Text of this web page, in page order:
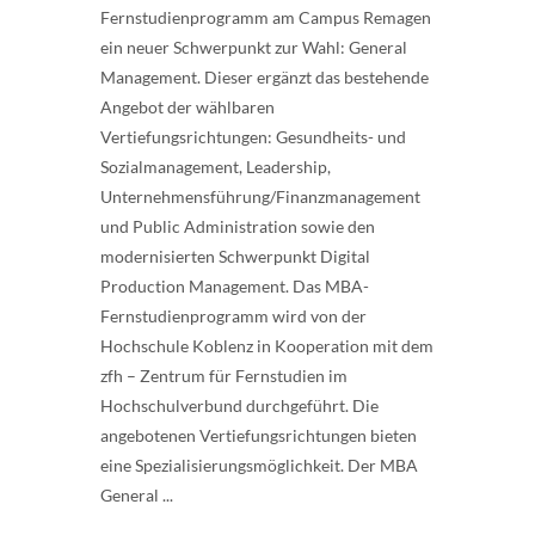
Fernstudienprogramm am Campus Remagen
ein neuer Schwerpunkt zur Wahl: General
Management. Dieser ergänzt das bestehende
Angebot der wählbaren
Vertiefungsrichtungen: Gesundheits- und
Sozialmanagement, Leadership,
Unternehmensführung/Finanzmanagement
und Public Administration sowie den
modernisierten Schwerpunkt Digital
Production Management. Das MBA-
Fernstudienprogramm wird von der
Hochschule Koblenz in Kooperation mit dem
zfh – Zentrum für Fernstudien im
Hochschulverbund durchgeführt. Die
angebotenen Vertiefungsrichtungen bieten
eine Spezialisierungsmöglichkeit. Der MBA
General ...